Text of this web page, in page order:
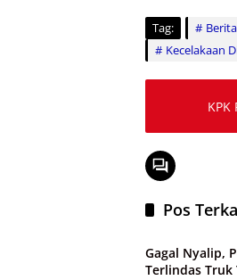
Tag:
Kecelakaan
Pos
Peristiwa
Gagal Nyalip,
Terlindas Truk